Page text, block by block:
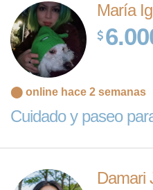
María
⬤ online hace 2 semanas
Cuidado y paseo
Damari